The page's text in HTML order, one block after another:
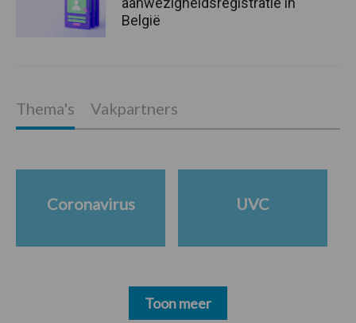
België
Thema's Vakpartners
Coronavirus UVC
Toon meer